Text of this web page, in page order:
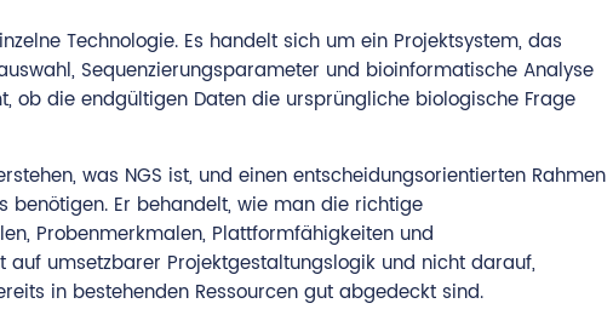
Technologie. Es handelt sich um ein Projektsystem, das
Sequenzierungsparameter und bioinformatische Analyse
ob die endgültigen Daten die ursprüngliche biologische Frage
was NGS ist, und einen entscheidungsorientierten Rahmen
benötigen. Er behandelt, wie man die richtige
Probenmerkmalen, Plattformfähigkeiten und
umsetzbarer Projektgestaltungslogik und nicht darauf,
in bestehenden Ressourcen gut abgedeckt sind.